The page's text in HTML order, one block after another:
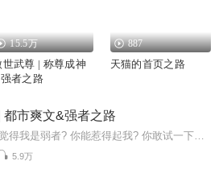
15.5万
世武尊 | 称尊成神
者之路
887
天猫的首页之路
都市爽文&强者之路
5.9万